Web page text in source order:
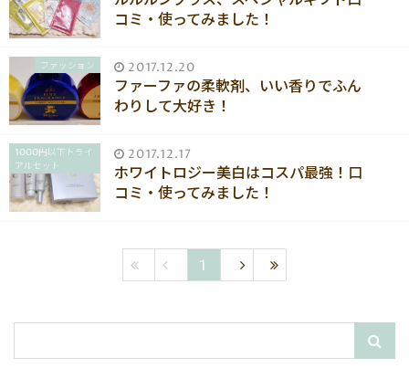
コミ・使ってみました！
ファッション 2017.12.20
ファーファの柔軟剤、いい香りでふん
わりして大好き！
1000円以下トライ
アルセット
2017.12.17
ホワイトロジー美白はコスパ最強！口
コミ・使ってみました！
1